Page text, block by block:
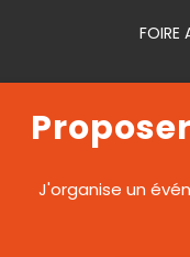
FOIRE
J'organise un